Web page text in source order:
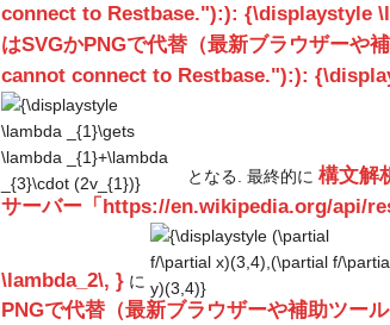
connect to Restbase."):): {\displaystyle
はSVGかPNGで代替（最新ブラウザー
cannot connect to Restbase."):):
となる. 最終的に 構文解
サーバー「https://en.wikipedia.org/api/
\lambda_2\, } に
{\displaystyle
(\partial
f/\partial x)
(3,4),(\partial
PNGで代替（最新ブラウザーや補助ツ